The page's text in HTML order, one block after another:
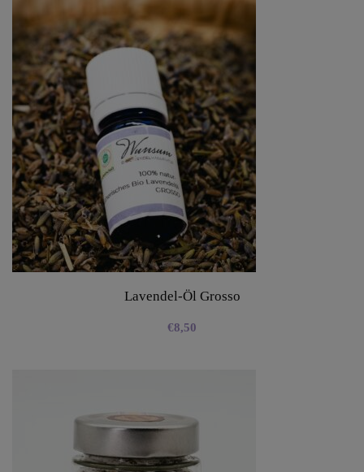
Lavendel-Öl Grosso
€8,50